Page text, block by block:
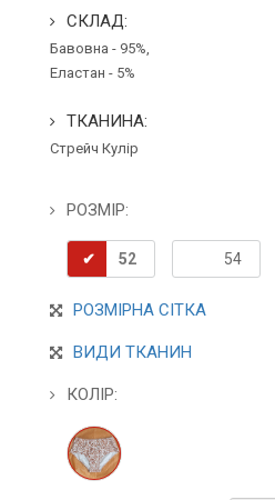
СКЛАД:
Бавовна - 95%,
Еластан - 5%
ТКАНИНА:
Стрейч Кулір
РОЗМІР:
52 54
РОЗМІРНА СІТКА
ВИДИ ТКАНИН
КОЛІР: